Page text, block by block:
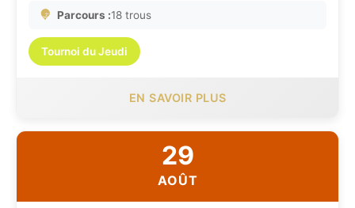
Parcours :18 trous
Tournoi du Jeudi
EN SAVOIR PLUS
29
AOÛT